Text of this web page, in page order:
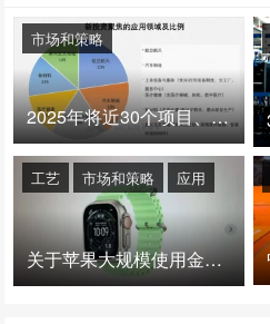
2025年将近30个项目、150亿投资：3D打印真的迎来爆发拐点了吗
市场和策略
关于苹果大规模使用金属3D打印的思考
工艺 市场和策略 应用